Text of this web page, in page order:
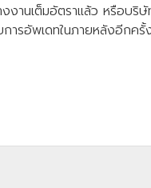
งานเต็มอัตราแล้ว หรือบริษั
ารอัพเดทในภายหลังอีกครั้